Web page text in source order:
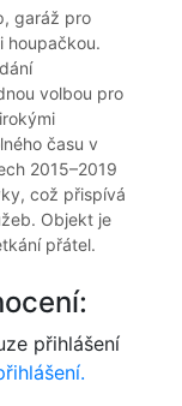
garáž pro
houpačkou.
volbou pro
času v
2015–2019
což přispívá
Objekt je
přátel.
přihlášení